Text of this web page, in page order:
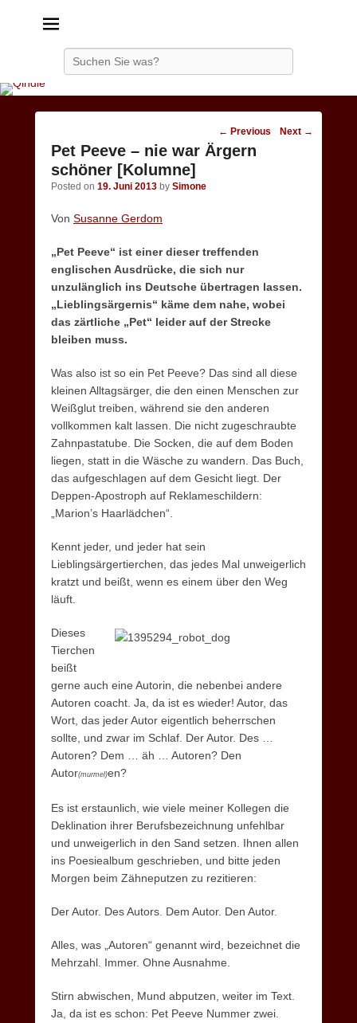
Post
navigation
← Previous Next →
Pet Peeve – nie war Ärgern
schöner [Kolumne]
Posted on 19. Juni 2013 by Simone
Von Susanne Gerdom
„Pet Peeve“ ist einer dieser treffenden
englischen Ausdrücke, die sich nur
unzulänglich ins Deutsche übertragen lassen.
„Lieblingsärgernis“ käme dem nahe, wobei
das zärtliche „Pet“ leider auf der Strecke
bleiben muss.
Was also ist so ein Pet Peeve? Das sind all diese
kleinen Alltagsärger, die den einen Menschen zur
Weißglut treiben, während sie den anderen
vollkommen kalt lassen. Die nicht zugeschraubte
Zahnpastatube. Die Socken, die auf dem Boden
liegen, statt in die Wäsche zu wandern. Das Buch,
das aufgeschlagen auf dem Gesicht liegt. Der
Deppen-Apostroph auf Reklameschildern:
„Marion’s Haarlädchen“.
Kennt jeder, und jeder hat sein
Lieblingsärgertierchen, das jedes Mal unweigerlich
kratzt und beißt, wenn es einem über den Weg
läuft.
Dieses
Tierchen
beißt
gerne auch eine Autorin, die nebenbei andere
Autoren coacht. Ja, da ist es wieder! Autor, das
Wort, das jeder Autor eigentlich beherrschen
sollte, und zwar im Schlaf. Der Autor. Des …
Autoren? Dem … äh … Autoren? Den
Autor(murmel)en?
Es ist erstaunlich, wie viele meiner Kollegen die
Deklination ihrer Berufsbezeichnung unfehlbar
und unweigerlich in den Sand setzen. Ihnen allen
ins Poesiealbum geschrieben, und bitte jeden
Morgen beim Zähneputzen zu rezitieren:
Der Autor. Des Autors. Dem Autor. Den Autor.
Alles, was „Autoren“ genannt wird, bezeichnet die
Mehrzahl. Immer. Ohne Ausnahme.
Stirn abwischen, Mund abputzen, weiter im Text.
Ja, da ist es schon: Pet Peeve Nummer zwei.